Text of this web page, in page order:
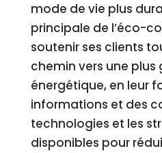
mode de vie plus
principale de l’éco-
soutenir ses clients
chemin vers une
énergétique, en leur
informations et des
technologies et les
disponibles pour